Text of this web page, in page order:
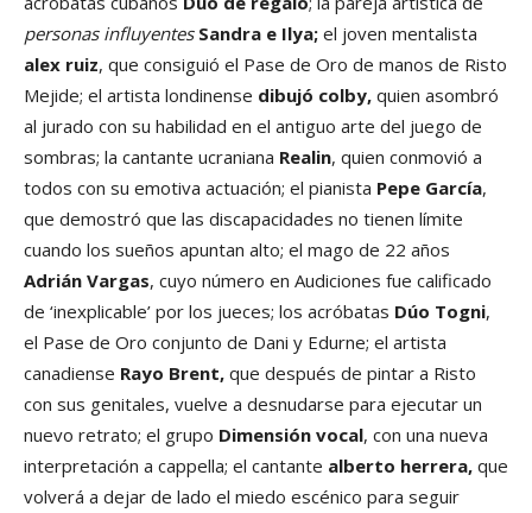
personas influyentes Sandra e Ilya; el joven mentalista
alex ruiz, que consiguió el Pase de Oro de manos de Risto
Mejide; el artista londinense dibujó colby, quien asombró
al jurado con su habilidad en el antiguo arte del juego de
sombras; la cantante ucraniana Realin, quien conmovió a
todos con su emotiva actuación; el pianista Pepe García,
que demostró que las discapacidades no tienen límite
cuando los sueños apuntan alto; el mago de 22 años
Adrián Vargas, cuyo número en Audiciones fue calificado
de ‘inexplicable’ por los jueces; los acróbatas Dúo Togni,
el Pase de Oro conjunto de Dani y Edurne; el artista
canadiense Rayo Brent, que después de pintar a Risto
con sus genitales, vuelve a desnudarse para ejecutar un
nuevo retrato; el grupo Dimensión vocal, con una nueva
interpretación a cappella; el cantante alberto herrera, que
volverá a dejar de lado el miedo escénico para seguir